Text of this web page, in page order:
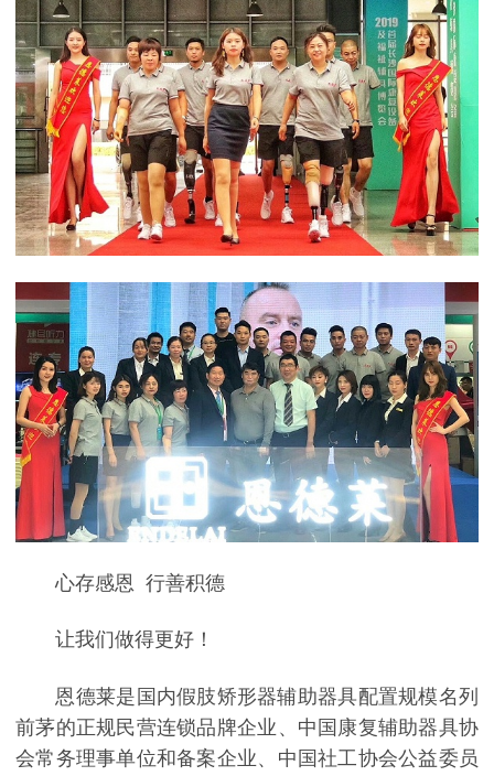
心存感恩 行善积德
让我们做得更好！
恩德莱是国内假肢矫形器辅助器具配置规模名列
前茅的正规民营连锁品牌企业、中国康复辅助器具协
会常务理事单位和备案企业、中国社工协会公益委员